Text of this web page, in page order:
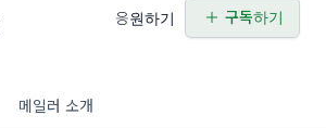
응원하기 구독하기
메일러 소개